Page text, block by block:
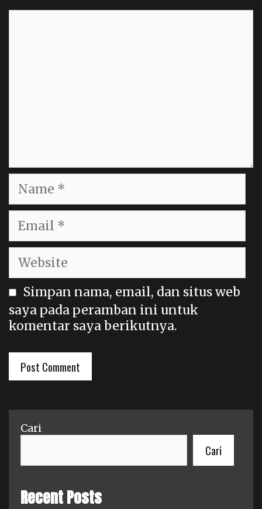
Name
Email
Website
Simpan nama, email, dan situs web
saya pada peramban ini untuk
komentar saya berikutnya.
Cari
Cari
Recent Posts